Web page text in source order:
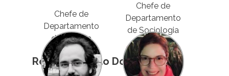
Chefe de
Departamento
de História
Ver Perfil
Chefe de
Departamento
de Sociologia
Ver Perfil
Representação Docente